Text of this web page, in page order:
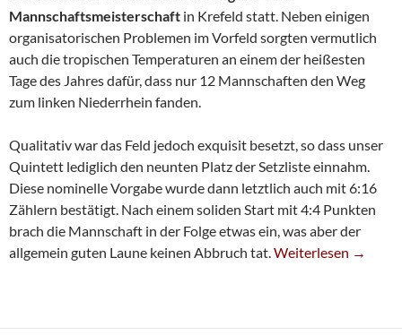
Mannschaftsmeisterschaft in Krefeld statt. Neben einigen
organisatorischen Problemen im Vorfeld sorgten vermutlich
auch die tropischen Temperaturen an einem der heißesten
Tage des Jahres dafür, dass nur 12 Mannschaften den Weg
zum linken Niederrhein fanden.
Qualitativ war das Feld jedoch exquisit besetzt, so dass unser
Quintett lediglich den neunten Platz der Setzliste einnahm.
Diese nominelle Vorgabe wurde dann letztlich auch mit 6:16
Zählern bestätigt. Nach einem soliden Start mit 4:4 Punkten
brach die Mannschaft in der Folge etwas ein, was aber der
allgemein guten Laune keinen Abbruch tat.Platz 9 Für Jugend-
Weiterlesen →